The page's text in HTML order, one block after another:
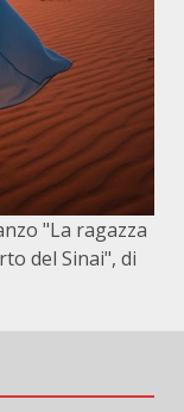
"La ragazza
del Sinai", di